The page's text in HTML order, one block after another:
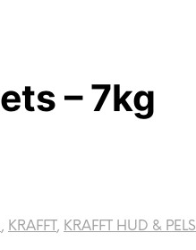
– 7kg
, KRAFFT, KRAFFT HUD & PELS